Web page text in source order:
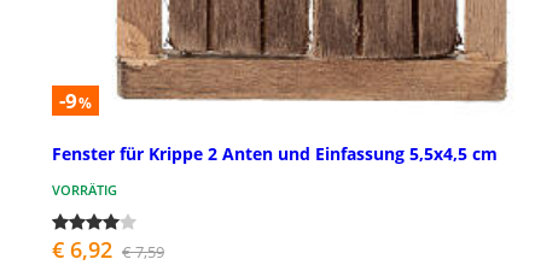
-9%
Fenster für Krippe 2 Anten und Einfassung 5,5x4,5 cm
VORRÄTIG
€ 6,92 € 7,59